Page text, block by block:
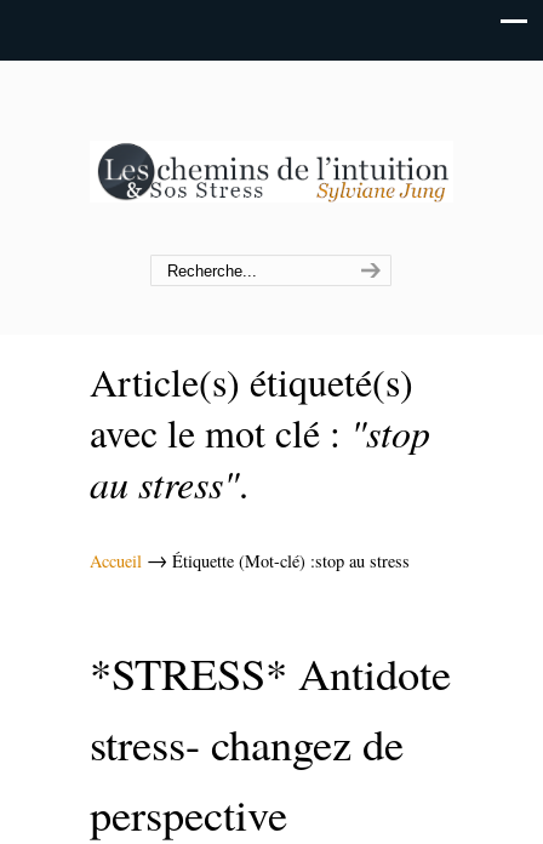
Article(s) étiqueté(s)
avec le mot clé : "stop
au stress".
Accueil → Étiquette (Mot-clé) :stop au stress
*STRESS* Antidote
stress- changez de
perspective